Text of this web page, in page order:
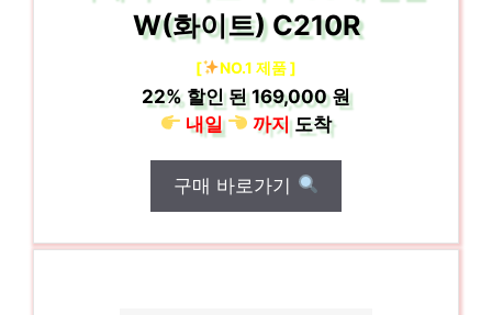
W(화이트) C210R
[ NO.1 제품 ]
22% 할인 된169,000 원
내일
까지도착
구매 바로가기